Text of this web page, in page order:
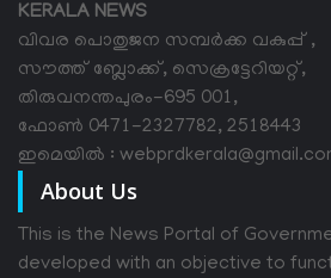
KERALA NEWS
വിവര പൊതുജന സമ്പര്‍ക്ക വകുപ്പ് ,
സൗത്ത് ബ്ലോക്ക്, സെക്രട്ടേറിയറ്റ്,
തിരുവനന്തപുരം-695 001,
ഫോൺ 0471-2327782, 2518443
ഇമെയിൽ :
About Us
This is the News Portal of
developed with an objective to